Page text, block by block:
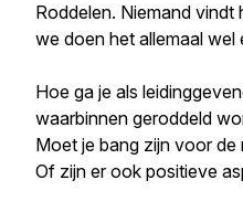
Roddelen. Niemand vindt
we doen het allemaal wel
Hoe ga je als
waarbinnen geroddeld
Moet je bang zijn voor
Of zijn er ook positieve